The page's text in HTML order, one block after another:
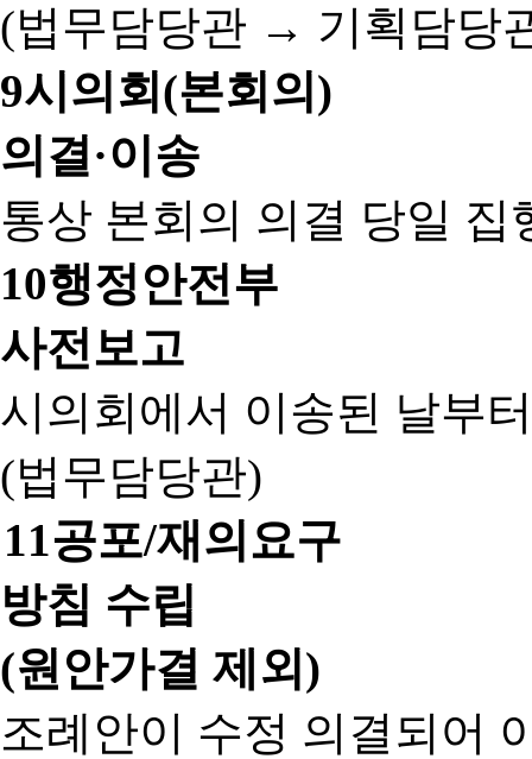
(법무담당관 → 기획담당
9시의회(본회의)
의결·이송
통상 본회의 의결 당일 집
10행정안전부
사전보고
시의회에서 이송된 날부
(법무담당관)
11공포/재의요구
방침 수립
(원안가결 제외)
조례안이 수정 의결되어